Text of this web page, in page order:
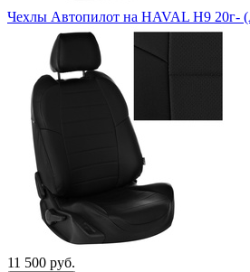
Чехлы Автопилот на HAVAL H9 20г-
11 500 руб.